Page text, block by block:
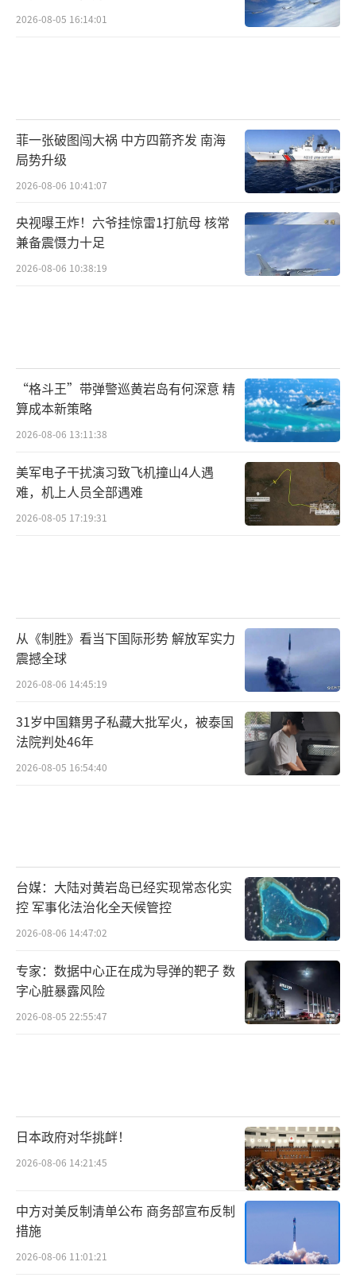
以军向接近黎巴嫩境内“禁止通行区域”的车
辆开火。报道援引以军声明说，“以色列国防
军开火，以阻止他们接近该区域，可疑人员随
据法新社报道，自27日凌晨开始，从贝鲁
特到黎南部的道路就一直拥堵，成千上万的人
综合半岛电视台、《以色列时报》等媒体
报道，以军发言人当地时间27日清晨警告称，
在停火协议生效期间，黎巴嫩居民不要返回南
部村庄。以军将继续在黎南部阵地上做好战斗
准备，当地居民不要前往以军撤离的村庄或靠
近该地区的以军部队，以军将会告知其返回家
园的安全日期。
年9月以来，双方冲突骤然升级，真主党总书记
纳斯鲁拉等一批真主党领导人相继在以军行动
中身亡。BBC称，这场战争对黎巴嫩来说是毁
灭性的，除3800多人死亡和15800多人受伤
外，在真主党控制的地区，还有上百万居民逃
离家园。
国现在的任务是维持中东最动荡的边境之一——
以色列和黎巴嫩之间的平静。目前，美国正处
于总统过渡期，而且中东地区的危机远未结
务，以及或许要阻止内塔尼亚胡——他甚至在最
终确定协议之前就发誓，如果真主党越过几条
雀跃的气氛，然而仍有许多不安和担忧挥之不
去。一些人担心，在协议规定的两个月期限
内，停火可能会破裂。尤其是协议中的某些条
款，在一些观察人士看来，存在多种解读的空
间。文章举例说，协议是否明确允许以色列在
认为真主党违反协议时直接采取军事行动，目
前尚不完全清楚。尽管以色列政府对此予以确
2026-08-05 16:14:01
菲一张破图闯大祸 中方四箭齐发 南海
局势升级
2026-08-06 10:41:07
央视曝王炸！六爷挂惊雷1打航母 核常
兼备震慑力十足
2026-08-06 10:38:19
“格斗王”带弹警巡黄岩岛有何深意 精
算成本新策略
2026-08-06 13:11:38
美军电子干扰演习致飞机撞山4人遇
难，机上人员全部遇难
2026-08-05 17:19:31
从《制胜》看当下国际形势 解放军实力
震撼全球
2026-08-06 14:45:19
31岁中国籍男子私藏大批军火，被泰国
法院判处46年
2026-08-05 16:54:40
台媒：大陆对黄岩岛已经实现常态化实
控 军事化法治化全天候管控
2026-08-06 14:47:02
专家：数据中心正在成为导弹的靶子 数
字心脏暴露风险
2026-08-05 22:55:47
日本政府对华挑衅！
2026-08-06 14:21:45
中方对美反制清单公布 商务部宣布反制
措施
2026-08-06 11:01:21